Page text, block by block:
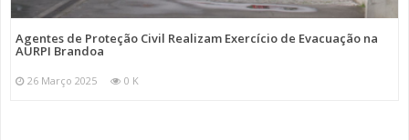
Agentes de Proteção Civil Realizam Exercício de Evacuação na
AURPI Brandoa
26 Março 2025 0 K